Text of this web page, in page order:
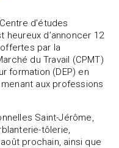
d’études
d’annoncer 12
par la
du Travail (CPMT)
formation (DEP) en
aux professions
Saint-Jérôme,
tôlerie,
prochain, ainsi que